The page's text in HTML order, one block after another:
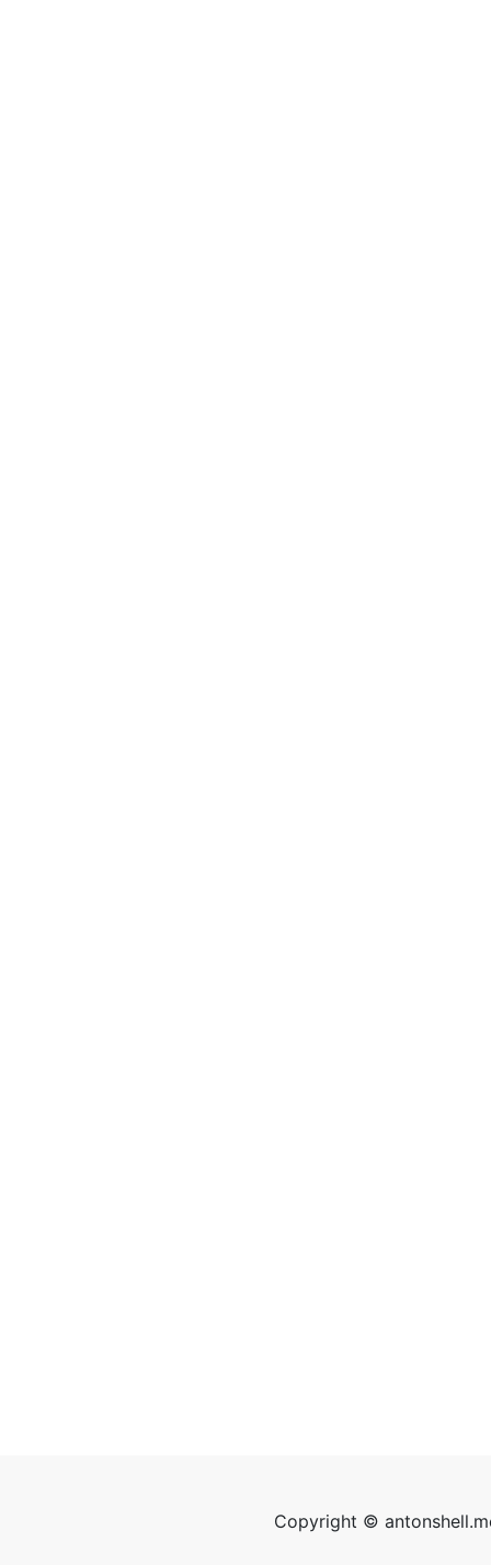
Copyright ©